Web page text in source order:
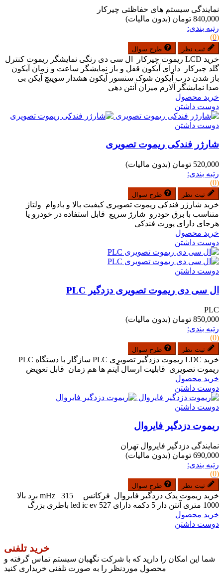
نمایندگی سیستم های حفاظتی چیرکار
840,000 تومان
(بدون مالیات)
رتبه بندی:
(0)
ثبت نظر طرح سوال
خرید LCD ریموت چیرکار ال سی دی رنگی نمایشگر ریموت کنترل
گلد چیرکار دارای آیکون قفل و باز نمایشگر ساعت و زمان آیکون
باز شدن درب آیکون شوک سنسور آیکون هشدار سوییچ آیکن بی
صدا نمایشگر آلارم میزان آنتن دهی
خرید محصول
دوست داشتن
دوست داشتن
شارژر فندکی ریموت تصویری
520,000 تومان
(بدون مالیات)
رتبه بندی:
(0)
ثبت نظر طرح سوال
خرید شارژر فندکی ریموت تصویری کیفیت بالا و بادوام ولتاژ
متناسب با برق خودرو شارژ سریع قابل استفاده در خودرو یا
هرجای دارای پورت فندکی
خرید محصول
دوست داشتن
دوست داشتن
ال سی دی ریموت تصویری دزدگیر PLC
PLC
850,000 تومان
(بدون مالیات)
رتبه بندی:
(0)
ثبت نظر طرح سوال
خرید LDC ریموت دزدگیر تصویری PLC سازگار با دستگاه PLC
ریموت تصویری قابلیت ارسال آیتم ها هم زمان قابل تعویض
خرید محصول
دوست داشتن
دوست داشتن
ریموت دزدگیر فایروال
نمایندگی دزدگیر فایروال تهران
690,000 تومان
(بدون مالیات)
رتبه بندی:
(0)
ثبت نظر طرح سوال
خرید ریموت یدک دزدگیر فایروال فرکانس mHz 315 برد بالا
1000 متری آنتن دار 5 دکمه دارای led ic ev 527 باطری بزرگ
خرید محصول
دوست داشتن
خرید تلفنی
شما این امکان را دارید که با شرکت نگهبان سیستم تماس گرفته و
محصول موردنظر را به صورت تلفنی خریداری کنید